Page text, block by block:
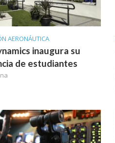
AERONÁUTICA
inaugura su
de estudiantes